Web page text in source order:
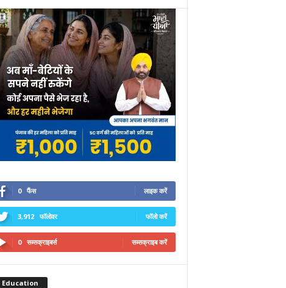
0 फैंस लाइक करें
3,912 फॉलोवर फॉलो करें
0 सब्सक्राइबर्स सब्सक्राइब करें
Education